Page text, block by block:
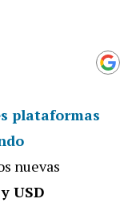
plataformas
nuevas
USD